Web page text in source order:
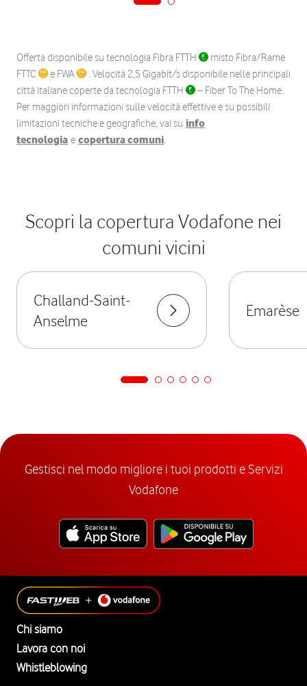
Offerta disponibile su tecnologia Fibra FTTH
misto Fibra/Rame
FTTC
e FWA
. Velocità 2,5 Gigabit/s disponibile nelle principali
città italiane coperte da tecnologia FTTH
– Fiber To The Home.
Per maggiori informazioni sulle velocità effettive e su possibili
limitazioni tecniche e geografiche, vai su info
tecnologia e copertura comuni.
Scopri la copertura Vodafone nei
comuni vicini
Challand-Saint-
Anselme
Emarèse
Gestisci nel modo migliore i tuoi prodotti e Servizi
Vodafone
Chi siamo
Lavora con noi
Whistleblowing